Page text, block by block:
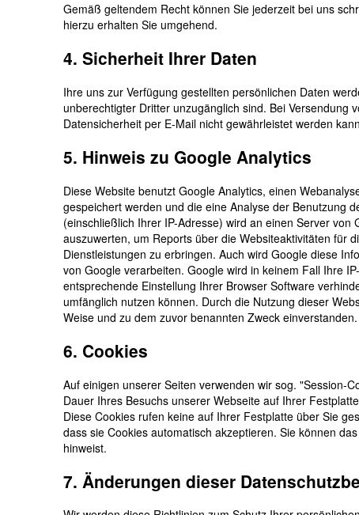
Gemäß geltendem Recht können Sie jederzeit bei uns
hierzu erhalten Sie umgehend.
4. Sicherheit Ihrer Daten
Ihre uns zur Verfügung gestellten persönlichen Daten
unberechtigter Dritter unzugänglich sind. Bei
Datensicherheit per E-Mail nicht gewährleistet werden
5. Hinweis zu Google Analytics
Diese Website benutzt Google Analytics, einen
gespeichert werden und die eine Analyse der Benutzung
(einschließlich Ihrer IP-Adresse) wird an einen Server
auszuwerten, um Reports über die Websiteaktivitäten für
Dienstleistungen zu erbringen. Auch wird Google diese
von Google verarbeiten. Google wird in keinem Fall Ihre
entsprechende Einstellung Ihrer Browser Software
umfänglich nutzen können. Durch die Nutzung dieser
Weise und zu dem zuvor benannten Zweck einverstanden.
6. Cookies
Auf einigen unserer Seiten verwenden wir sog. "Session-
Dauer Ihres Besuchs unserer Webseite auf Ihrer
Diese Cookies rufen keine auf Ihrer Festplatte über Sie
dass sie Cookies automatisch akzeptieren. Sie können
hinweist.
7. Änderungen dieser